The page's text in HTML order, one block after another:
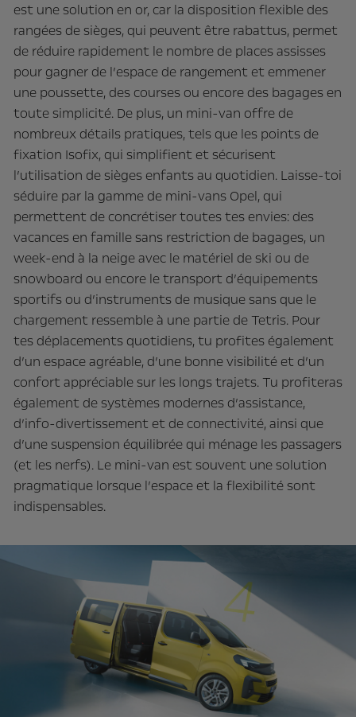
est une solution en or, car la disposition flexible des
rangées de sièges, qui peuvent être rabattus, permet
de réduire rapidement le nombre de places assisses
pour gagner de l’espace de rangement et emmener
une poussette, des courses ou encore des bagages en
toute simplicité. De plus, un mini-van offre de
nombreux détails pratiques, tels que les points de
fixation Isofix, qui simplifient et sécurisent
l’utilisation de sièges enfants au quotidien. Laisse-toi
séduire par la gamme de mini-vans Opel, qui
permettent de concrétiser toutes tes envies: des
vacances en famille sans restriction de bagages, un
week-end à la neige avec le matériel de ski ou de
snowboard ou encore le transport d’équipements
sportifs ou d’instruments de musique sans que le
chargement ressemble à une partie de Tetris. Pour
tes déplacements quotidiens, tu profites également
d’un espace agréable, d’une bonne visibilité et d’un
confort appréciable sur les longs trajets. Tu profiteras
également de systèmes modernes d’assistance,
d’info-divertissement et de connectivité, ainsi que
d’une suspension équilibrée qui ménage les passagers
(et les nerfs). Le mini-van est souvent une solution
pragmatique lorsque l’espace et la flexibilité sont
indispensables.